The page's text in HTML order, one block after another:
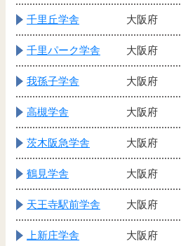
千里丘学舎 大阪府
千里パーク学舎 大阪府
我孫子学舎 大阪府
高槻学舎 大阪府
茨木阪急学舎 大阪府
鶴見学舎 大阪府
天王寺駅前学舎 大阪府
上新庄学舎 大阪府